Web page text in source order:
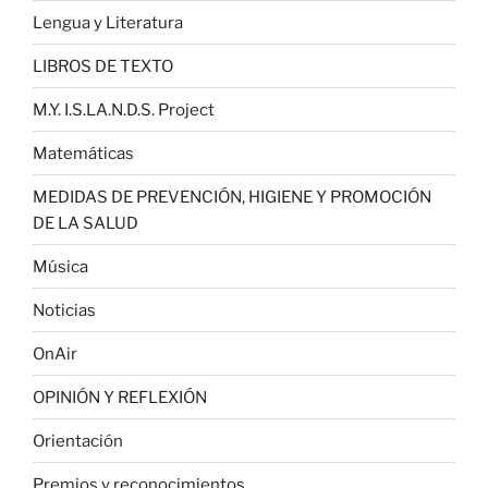
Lengua y Literatura
LIBROS DE TEXTO
M.Y. I.S.LA.N.D.S. Project
Matemáticas
MEDIDAS DE PREVENCIÓN, HIGIENE Y PROMOCIÓN
DE LA SALUD
Música
Noticias
OnAir
OPINIÓN Y REFLEXIÓN
Orientación